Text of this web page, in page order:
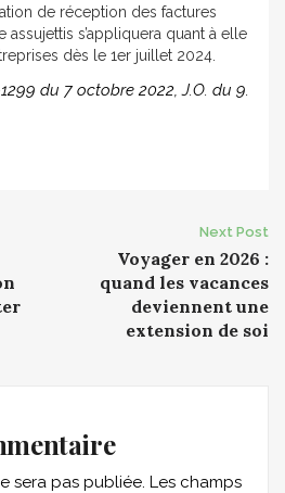
de réception des factures
s’appliquera quant à elle
dès le 1er juillet 2024.
du 7 octobre 2022, J.O. du 9.
Next Post
Voyager en 2026 :
quand les vacances
deviennent une
extension de soi
sera pas publiée. Les champs